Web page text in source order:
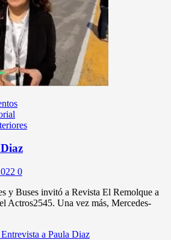
0
y Buses invitó a Revista El Remolque a
Actros2545. Una vez más, Mercedes-
a Paula Diaz